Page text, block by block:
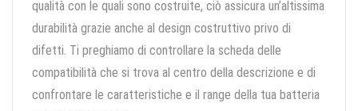
qualità con le quali sono costruite, ciò assicura un’altissima
durabilità grazie anche al design costruttivo privo di
difetti. Ti preghiamo di controllare la scheda delle
compatibilità che si trova al centro della descrizione e di
confrontare le caratteristiche e il range della tua batteria